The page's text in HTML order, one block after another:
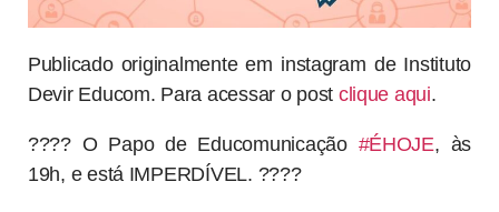
Publicado originalmente em instagram de Instituto
Devir Educom. Para acessar o post clique aqui.
???? O Papo de Educomunicação #ÉHOJE, às
19h, e está IMPERDÍVEL. ????